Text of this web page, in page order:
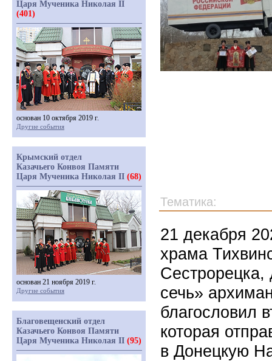
Тематика:
21 декабря
храма
Сестрорецка,
сечь»
благословил
которая
в Донецкую
Царя Мученика Николая II
(401)
основан 10 октября 2019 г.
Другие события
Крымский отдел
Казачьего Конвоя Памяти
Царя Мученика Николая II (68)
основан 21 ноября 2019 г.
Другие события
Благовещенский отдел
Казачьего Конвоя Памяти
Царя Мученика Николая II (95)